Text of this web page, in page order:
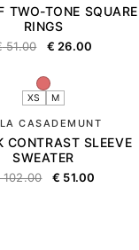
TWO-TONE SQUARE
RINGS
51.00 € 26.00
XS M
CASADEMUNT
CONTRAST SLEEVE
SWEATER
102.00 € 51.00